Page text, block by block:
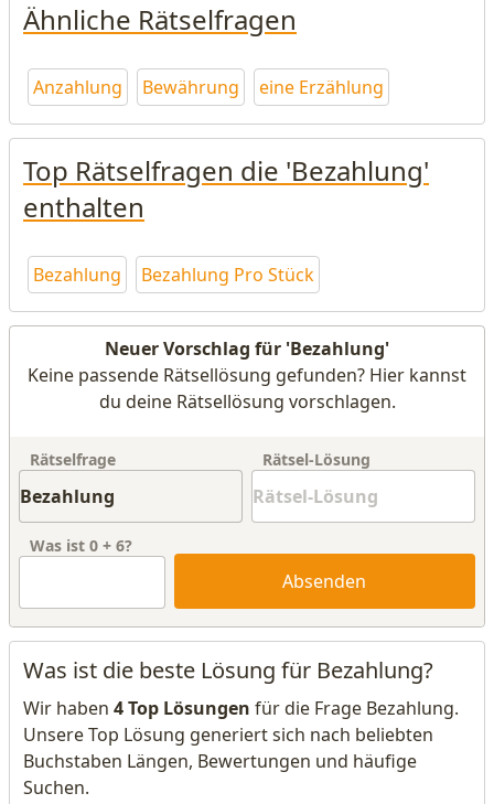
Ähnliche Rätselfragen
Anzahlung Bewährung eine Erzählung
Top Rätselfragen die 'Bezahlung'
enthalten
Bezahlung Bezahlung Pro Stück
Neuer Vorschlag für 'Bezahlung'
Keine passende Rätsellösung gefunden? Hier kannst
du deine Rätsellösung vorschlagen.
Rätselfrage Rätsel-Lösung
Was ist 0 + 6?
Absenden
Was ist die beste Lösung für Bezahlung?
Wir haben 4 Top Lösungen für die Frage Bezahlung.
Unsere Top Lösung generiert sich nach beliebten
Buchstaben Längen, Bewertungen und häufige
Suchen.